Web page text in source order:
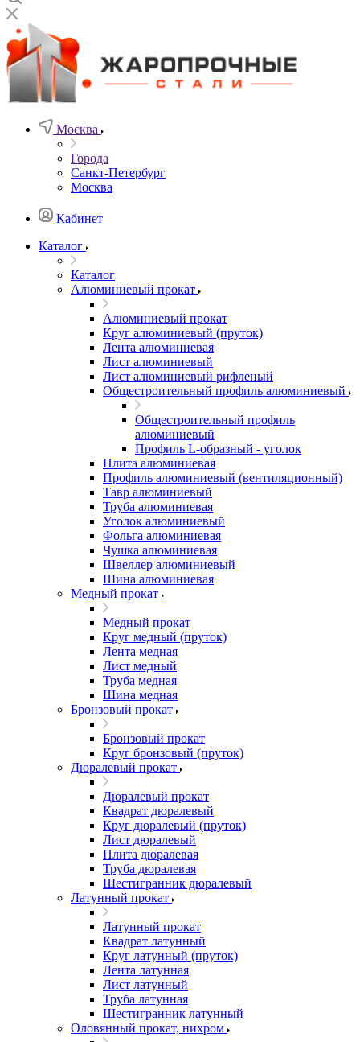
Москва
Города
Санкт-Петербург
Москва
Кабинет
Каталог
Каталог
Алюминиевый прокат
Алюминиевый прокат
Круг алюминиевый (пруток)
Лента алюминиевая
Лист алюминиевый
Лист алюминиевый рифленый
Общестроительный профиль алюминиевый
Общестроительный профиль
алюминиевый
Профиль L-образный - уголок
Плита алюминиевая
Профиль алюминиевый (вентиляционный)
Тавр алюминиевый
Труба алюминиевая
Уголок алюминиевый
Фольга алюминиевая
Чушка алюминиевая
Швеллер алюминиевый
Шина алюминиевая
Медный прокат
Медный прокат
Круг медный (пруток)
Лента медная
Лист медный
Труба медная
Шина медная
Бронзовый прокат
Бронзовый прокат
Круг бронзовый (пруток)
Дюралевый прокат
Дюралевый прокат
Квадрат дюралевый
Круг дюралевый (пруток)
Лист дюралевый
Плита дюралевая
Труба дюралевая
Шестигранник дюралевый
Латунный прокат
Латунный прокат
Квадрат латунный
Круг латунный (пруток)
Лента латунная
Лист латунный
Труба латунная
Шестигранник латунный
Оловянный прокат, нихром